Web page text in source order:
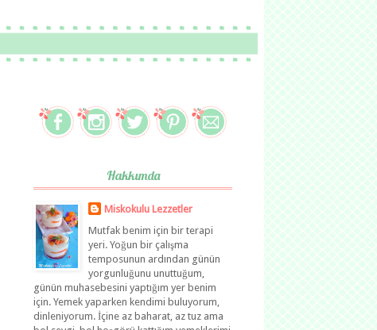
Hakkımda
Miskokulu Lezzetler
Mutfak benim için bir terapi
yeri. Yoğun bir çalışma
temposunun ardından günün
yorgunluğunu unuttuğum,
günün muhasebesini yaptığım yer benim
için. Yemek yaparken kendimi buluyorum,
dinleniyorum. İçine az baharat, az tuz ama